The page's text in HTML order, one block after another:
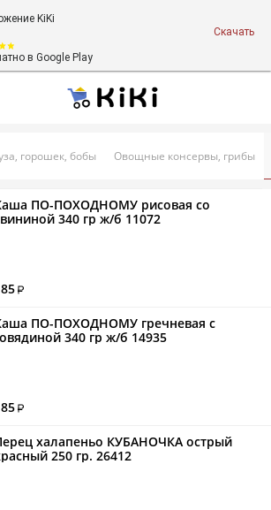
KiKi
в Google Play
Скачать
горошек, бобы Овощные консервы, грибы
ПО-ПОХОДНОМУ рисовая со
340 гр ж/б 11072
ПО-ПОХОДНОМУ гречневая с
340 гр ж/б 14935
халапеньо КУБАНОЧКА острый
250 гр. 26412